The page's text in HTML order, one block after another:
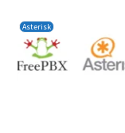
Asterisk